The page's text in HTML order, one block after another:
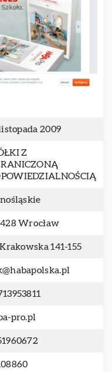
2009
Z
Wrocław
141-155
pro.pl